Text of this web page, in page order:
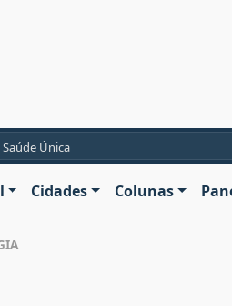
Única
Cidades Colunas